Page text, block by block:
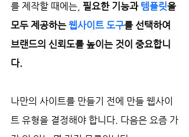
를 제작할 때에는, 필요한 기능과 템플릿을
모두 제공하는 웹사이트 도구를 선택하여
브랜드의 신뢰도를 높이는 것이 중요합니
다.
나만의 사이트를 만들기 전에 만들 웹사이
트 유형을 결정해야 합니다. 다음은 요즘 가